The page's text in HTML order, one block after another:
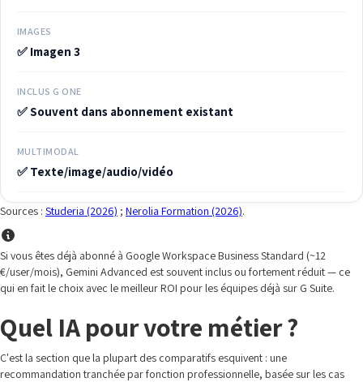
IMAGES
✅ Imagen 3
INCLUS G ONE
✅ Souvent dans abonnement existant
MULTIMODAL
✅ Texte/image/audio/vidéo
Sources : Studeria (2026) ; Nerolia Formation (2026).
Si vous êtes déjà abonné à Google Workspace Business Standard (~12
€/user/mois), Gemini Advanced est souvent inclus ou fortement réduit — ce
qui en fait le choix avec le meilleur ROI pour les équipes déjà sur G Suite.
Quel IA pour votre métier ?
C'est la section que la plupart des comparatifs esquivent : une
recommandation tranchée par fonction professionnelle, basée sur les cas